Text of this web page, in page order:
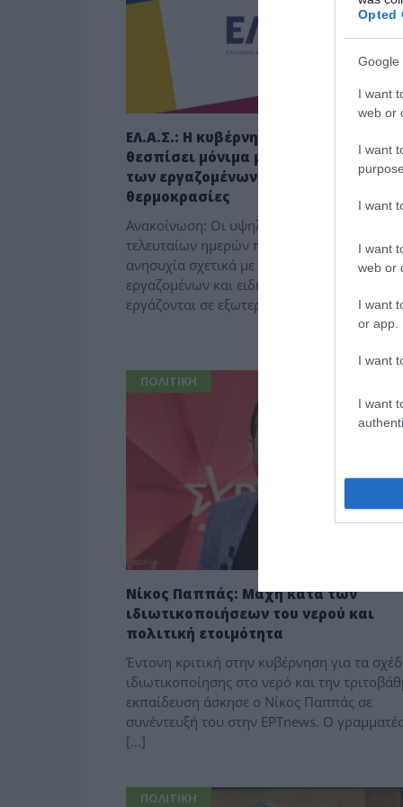
Opted
Google
I want
web or
I want
I want
I want
web or
I want
or app.
I want
I want
ΕΛ.Α.Σ.: Η κυβέρνηση της Ν.Δ. δεν έχει
θεσπίσει μόνιμα μέτρα προστασίας
των εργαζομένων από τις υψηλές
θερμοκρασίες
Ανακοίνωση: Οι υψηλές θερμοκρασίες των
τελευταίων ημερών προκάλεσαν έντονη
ανησυχία σχετικά με την προστασία των
εργαζομένων και ειδικά όσων αναγκάζονται
εργάζονται σε εξωτερικούς χώρους, […]
ΠΟΛΙΤΙΚΗ
Νίκος Παππάς: Μάχη κατά των
ιδιωτικοποιήσεων του νερού και
πολιτική ετοιμότητα
Έντονη κριτική στην κυβέρνηση για τα
ιδιωτικοποίησης στο νερό και την
εκπαίδευση άσκησε ο Νίκος Παππάς σε
συνέντευξή του στην ΕΡΤnews. Ο
[…]
ΠΟΛΙΤΙΚΗ